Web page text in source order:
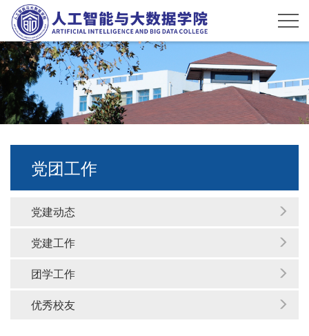
党团工作
党建动态
党建工作
团学工作
优秀校友